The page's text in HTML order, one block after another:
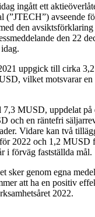
ingått ett
(”JTECH”) avseende
den avsiktsförklaring
den 22
uppgick till cirka
vilket motsvarar
MUSD, uppdelat på
och en räntefri
Vidare kan två
2022 och 1,2 MUSD
i förväg fastställda mål.
sker genom egna
att ha en positiv
2022.